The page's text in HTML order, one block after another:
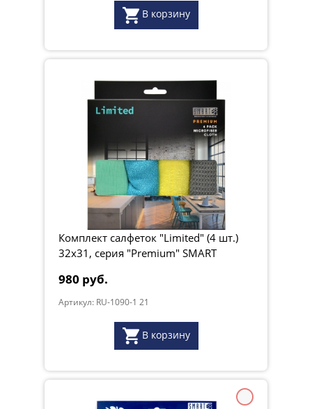
В корзину
Комплект салфеток "Limited" (4 шт.)
32х31, серия "Premium" SMART
980 руб.
Артикул: RU-1090-1 21
В корзину